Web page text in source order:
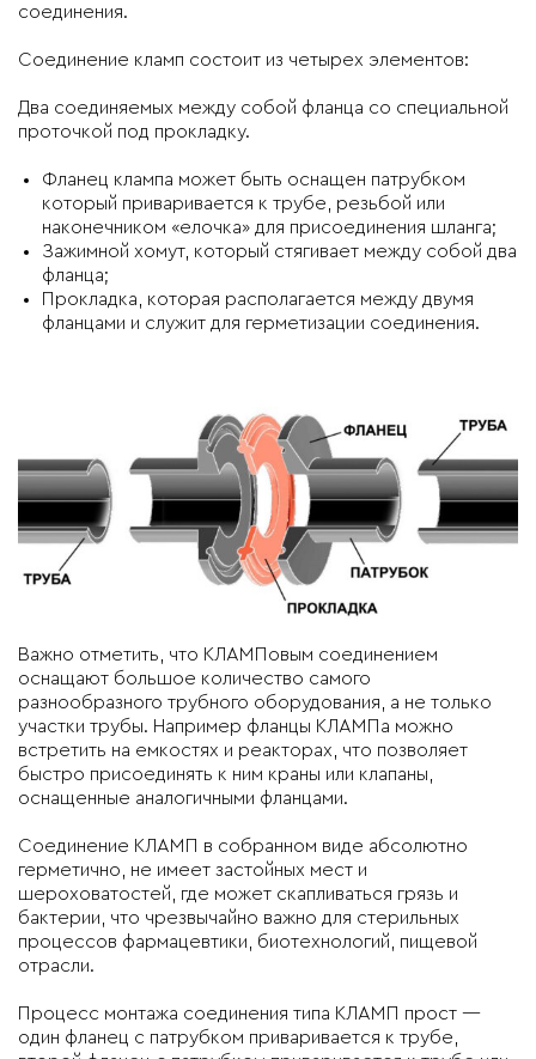
соединения.
Соединение кламп состоит из четырех элементов:
Два соединяемых между собой фланца со специальной
проточкой под прокладку.
Фланец клампа может быть оснащен патрубком
который приваривается к трубе, резьбой или
наконечником «елочка» для присоединения шланга;
Зажимной хомут, который стягивает между собой два
фланца;
Прокладка, которая располагается между двумя
фланцами и служит для герметизации соединения.
Важно отметить, что КЛАМПовым соединением
оснащают большое количество самого
разнообразного трубного оборудования, а не только
участки трубы. Например фланцы КЛАМПа можно
встретить на емкостях и реакторах, что позволяет
быстро присоединять к ним краны или клапаны,
оснащенные аналогичными фланцами.
Соединение КЛАМП в собранном виде абсолютно
герметично, не имеет застойных мест и
шероховатостей, где может скапливаться грязь и
бактерии, что чрезвычайно важно для стерильных
процессов фармацевтики, биотехнологий, пищевой
отрасли.
Процесс монтажа соединения типа КЛАМП прост —
один фланец с патрубком приваривается к трубе,